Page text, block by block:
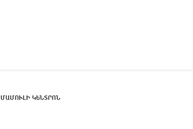
ՄԱՄՈՒԼԻ ԿԵՆՏՐՈՆ